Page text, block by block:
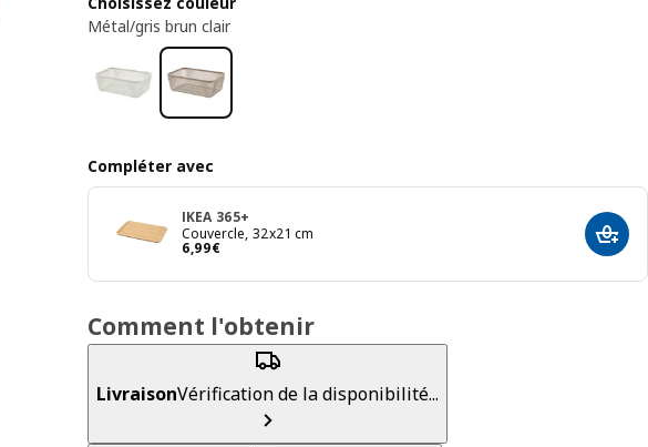
Métal/gris brun clair
Compléter avec
IKEA 365+
Couvercle, 32x21 cm
6,99€
Prix 6,99€
Comment l'obtenir
LivraisonVérification de la disponibilité...